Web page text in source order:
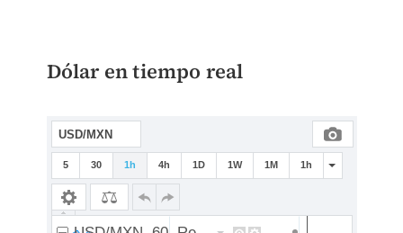
Dólar en tiempo real